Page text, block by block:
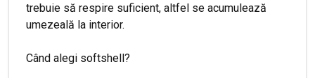
trebuie să respire suficient, altfel se acumulează
umezeală la interior.
Când alegi softshell?